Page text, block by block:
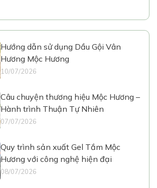
Hướng dẫn sử dụng Dầu Gội Vân
Hương Mộc Hương
10/07/2026
Câu chuyện thương hiệu Mộc Hương –
Hành trình Thuận Tự Nhiên
07/07/2026
Quy trình sản xuất Gel Tắm Mộc
Hương với công nghệ hiện đại
08/07/2026